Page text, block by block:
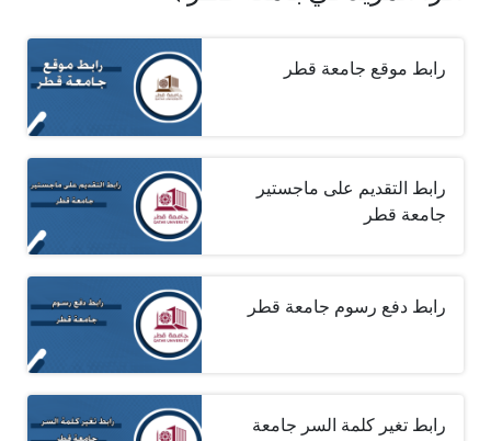
رابط موقع جامعة قطر
رابط التقديم على ماجستير
جامعة قطر
رابط دفع رسوم جامعة قطر
رابط تغير كلمة السر جامعة